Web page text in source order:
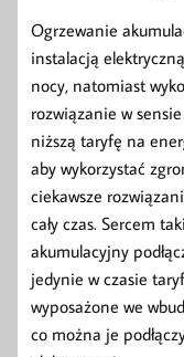
Ogrzewanie
instalacją
nocy, natomiast
rozwiązanie w
niższą taryfę na
aby wykorzystać
ciekawsze
cały czas. Sercem
akumulacyjny
jedynie w czasie
wyposażone we
co można je